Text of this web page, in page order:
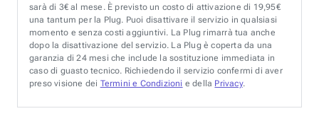
sarà di 3€ al mese. È previsto un costo di attivazione di 19,95€
una tantum per la Plug. Puoi disattivare il servizio in qualsiasi
momento e senza costi aggiuntivi. La Plug rimarrà tua anche
dopo la disattivazione del servizio. La Plug è coperta da una
garanzia di 24 mesi che include la sostituzione immediata in
caso di guasto tecnico. Richiedendo il servizio confermi di aver
preso visione dei Termini e Condizioni e della Privacy.